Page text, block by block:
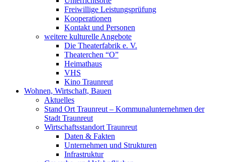
Freiwillige Leistungsprüfung
Kooperationen
Kontakt und Personen
weitere kulturelle Angebote
Die Theaterfabrik e. V.
Theaterchen “O”
Heimathaus
VHS
Kino Traunreut
Wohnen, Wirtschaft, Bauen
Aktuelles
Stand Ort Traunreut – Kommunalunternehmen der
Stadt Traunreut
Wirtschaftsstandort Traunreut
Daten & Fakten
Unternehmen und Strukturen
Infrastruktur